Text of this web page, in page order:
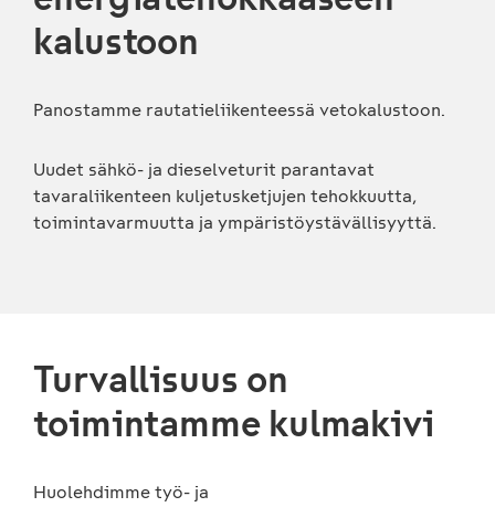
kalustoon
Panostamme rautatieliikenteessä vetokalustoon.
Uudet sähkö- ja dieselveturit parantavat
tavaraliikenteen kuljetusketjujen tehokkuutta,
toimintavarmuutta ja ympäristöystävällisyyttä.
Turvallisuus on
toimintamme kulmakivi
Huolehdimme työ- ja